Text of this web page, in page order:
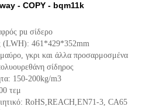
- COPY - bqm11k
pu σίδερο
(LWH): 461*429*352mm
γκρι και άλλα προσαρμοσμένα
σίδηρος
150-200kg/m3
τεμ
RoHS,REACH,EN71-3, CA65